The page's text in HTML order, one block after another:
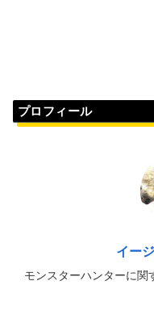
プロフィール
イー
モンスターハンターに関